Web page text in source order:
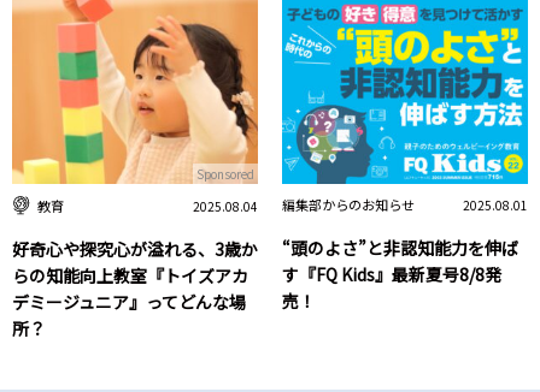
教育 2025.08.04
好奇心や探究心が溢れる、3歳か
らの知能向上教室『トイズアカ
デミージュニア』ってどんな場
所？
Sponsored
編集部からのお知らせ 2025.08.01
“頭のよさ”と非認知能力を伸ば
す『FQ Kids』最新夏号8/8発
売！